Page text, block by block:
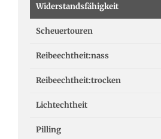
Widerstandsfähigkeit
Scheuertouren
Reibeechtheit:nass
Reibeechtheit:trocken
Lichtechtheit
Pilling